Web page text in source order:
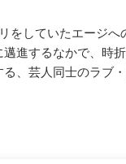
をしていたエージへ
進するなかで、時
、芸人同士のラブ